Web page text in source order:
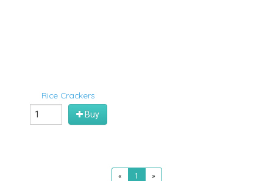
Rice Crackers
Buy
« 1 »